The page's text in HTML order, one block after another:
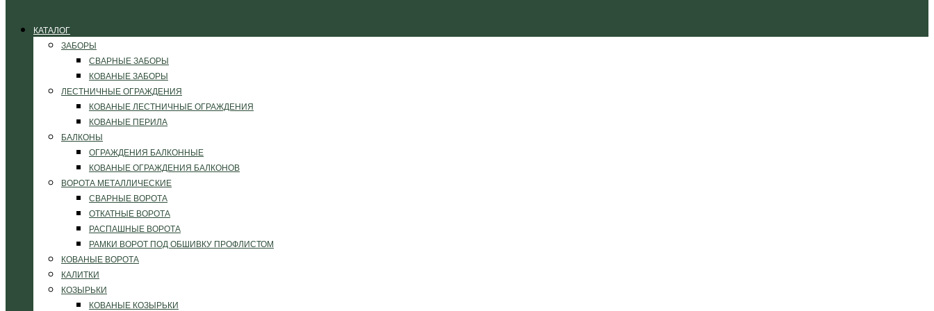
КАТАЛОГ
ЗАБОРЫ
СВАРНЫЕ ЗАБОРЫ
КОВАНЫЕ ЗАБОРЫ
ЛЕСТНИЧНЫЕ ОГРАЖДЕНИЯ
КОВАНЫЕ ЛЕСТНИЧНЫЕ ОГРАЖДЕНИЯ
КОВАНЫЕ ПЕРИЛА
БАЛКОНЫ
ОГРАЖДЕНИЯ БАЛКОННЫЕ
КОВАНЫЕ ОГРАЖДЕНИЯ БАЛКОНОВ
ВОРОТА МЕТАЛЛИЧЕСКИЕ
СВАРНЫЕ ВОРОТА
ОТКАТНЫЕ ВОРОТА
РАСПАШНЫЕ ВОРОТА
РАМКИ ВОРОТ ПОД ОБШИВКУ ПРОФЛИСТОМ
КОВАНЫЕ ВОРОТА
КАЛИТКИ
КОЗЫРЬКИ
КОВАНЫЕ КОЗЫРЬКИ